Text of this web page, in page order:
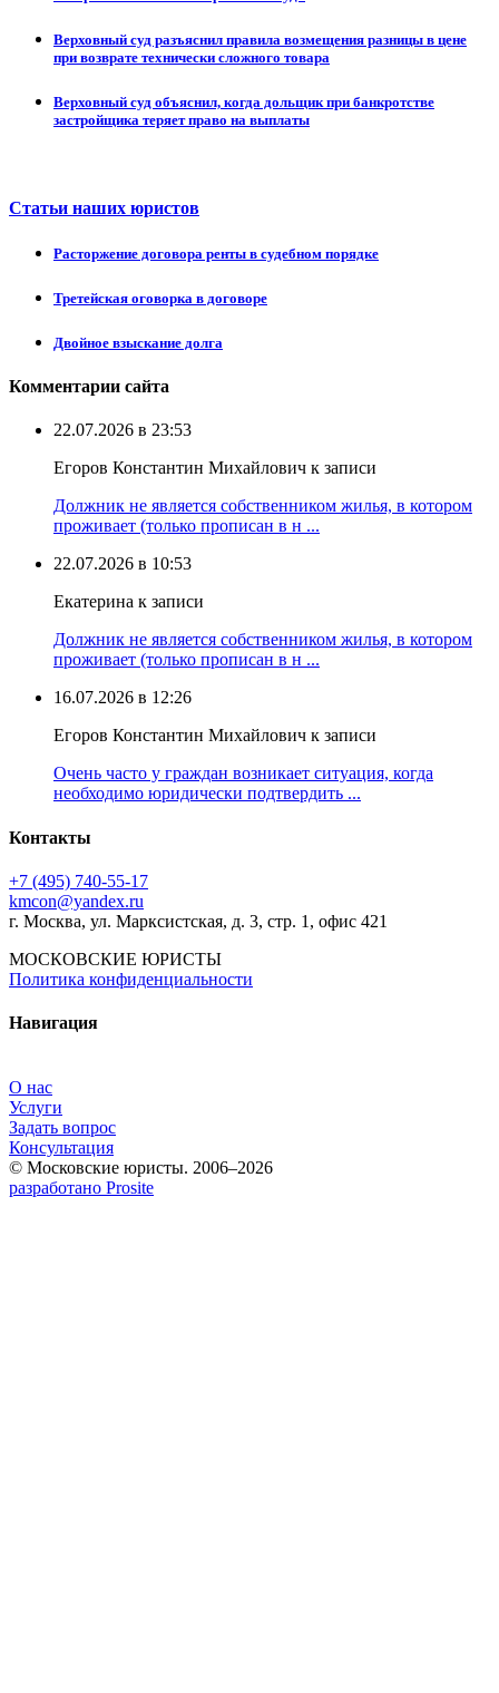
Верховный суд разъяснил правила возмещения разницы в цене
при возврате технически сложного товара
Верховный суд объяснил, когда дольщик при банкротстве
застройщика теряет право на выплаты
Статьи наших юристов
Расторжение договора ренты в судебном порядке
Третейская оговорка в договоре
Двойное взыскание долга
Комментарии сайта
22.07.2026 в 23:53
Егоров Константин Михайлович к записи
Должник не является собственником жилья, в котором
проживает (только прописан в н ...
22.07.2026 в 10:53
Екатерина к записи
Должник не является собственником жилья, в котором
проживает (только прописан в н ...
16.07.2026 в 12:26
Егоров Константин Михайлович к записи
Очень часто у граждан возникает ситуация, когда
необходимо юридически подтвердить ...
Контакты
+7 (495) 740‑55‑17
kmcon@yandex.ru
г. Москва, ул. Марксистская, д. 3, стр. 1, офис 421
МОСКОВСКИЕ ЮРИСТЫ
Политика конфиденциальности
Навигация
О нас
Услуги
Задать вопрос
Консультация
© Московские юристы. 2006–2026
разработано Prosite